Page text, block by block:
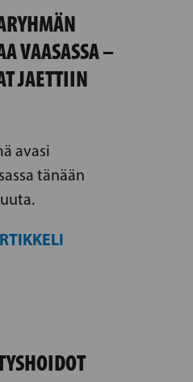
VAASASSA –
JAETTIIN
avasi
tänään